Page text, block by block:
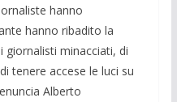
hanno
hanno ribadito la
giornalisti minacciati, di
tenere accese le luci su
Alberto